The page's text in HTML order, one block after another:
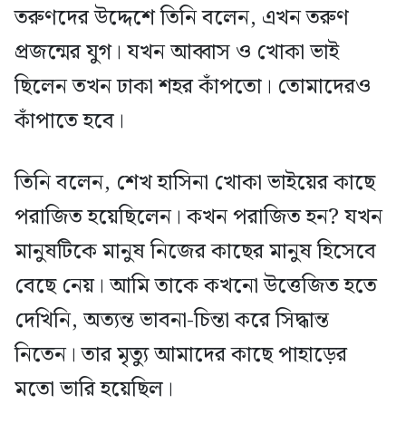
তরুণদের উদ্দেশে তিনি বলেন, এখন তরুণ
প্রজন্মের যুগ। যখন আব্বাস ও খোকা ভাই
ছিলেন তখন ঢাকা শহর কাঁপতো। তোমাদেরও
কাঁপাতে হবে।
তিনি বলেন, শেখ হাসিনা খোকা ভাইয়ের কাছে
পরাজিত হয়েছিলেন। কখন পরাজিত হন? যখন
মানুষটিকে মানুষ নিজের কাছের মানুষ হিসেবে
বেছে নেয়। আমি তাকে কখনো উত্তেজিত হতে
দেখিনি, অত্যন্ত ভাবনা-চিন্তা করে সিদ্ধান্ত
নিতেন। তার মৃত্যু আমাদের কাছে পাহাড়ের
মতো ভারি হয়েছিল।